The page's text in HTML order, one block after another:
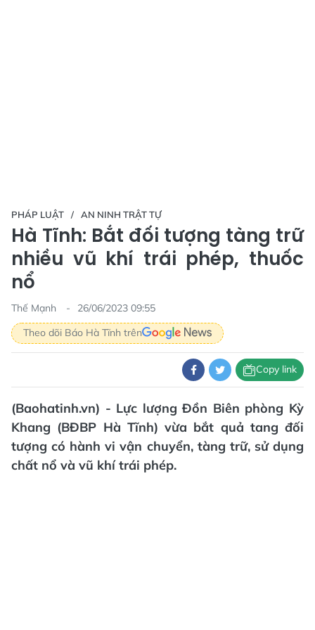
PHÁP LUẬT AN NINH TRẬT TỰ
Hà Tĩnh: Bắt đối tượng tàng trữ
nhiều vũ khí trái phép, thuốc
nổ
Thế Mạnh
26/06/2023 09:55
Theo dõi Báo Hà Tĩnh trên
Copy link
(Baohatinh.vn) - Lực lượng Đồn Biên phòng Kỳ
Khang (BĐBP Hà Tĩnh) vừa bắt quả tang đối
tượng có hành vi vận chuyển, tàng trữ, sử dụng
chất nổ và vũ khí trái phép.